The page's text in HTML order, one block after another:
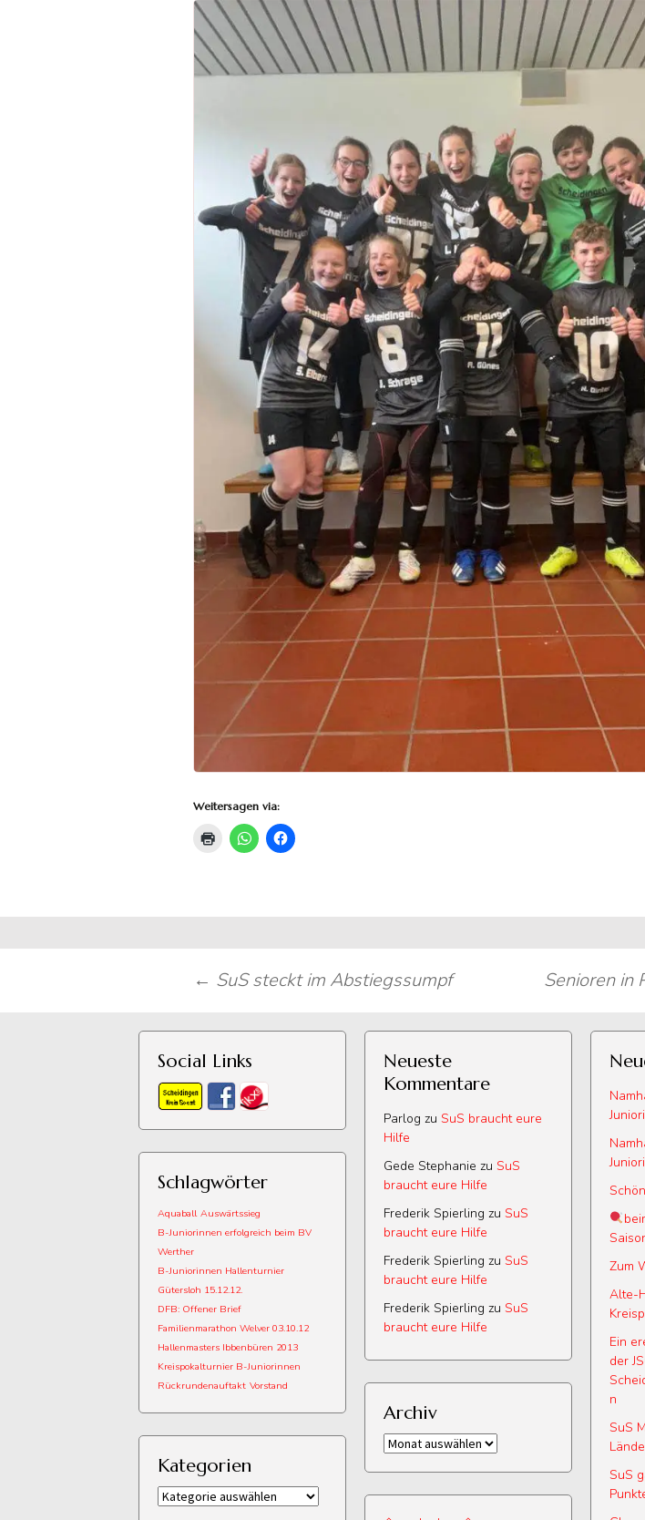
Weitersagen via:
Beitragsnavigation
← SuS steckt im Abstiegssumpf Senioren in
Social Links
Neueste
Kommentare
Parlog zu SuS braucht eure
Hilfe
Gede Stephanie zu SuS
braucht eure Hilfe
Frederik Spierling zu SuS
braucht eure Hilfe
Frederik Spierling zu SuS
braucht eure Hilfe
Frederik Spierling zu SuS
braucht eure Hilfe
Zum
Alte-
Ein
der
n
SuS
SuS
Schlagwörter
Aquaball Auswärtssieg
B-Juniorinnen erfolgreich beim BV
Werther
B-Juniorinnen Hallenturnier
Gütersloh 15.12.12.
DFB: Offener Brief
Familienmarathon Welver 03.10.12
Hallenmasters Ibbenbüren 2013
Kreispokalturnier B-Juniorinnen
Rückrundenauftakt Vorstand
Archiv
Archiv
Kategorien
Kategorien